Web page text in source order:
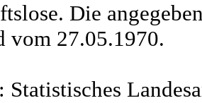
Die
vom 27.05.1970.
Statistisches